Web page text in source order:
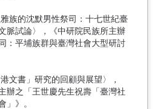
族的沈默男性祭司：十七世紀臺
脈試論〉，《中研院民族所主辦
：平埔族群與臺灣社會大型研討
文書」研究的回顧與展望〉，
辦之「王世慶先生祝壽「臺灣社
」》。